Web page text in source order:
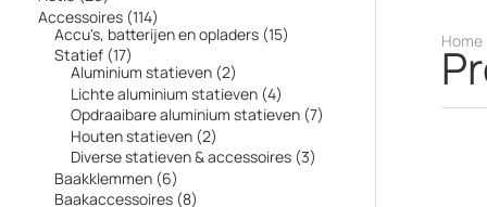
9
p
r
o
d
u
c
t
e
n
Accessoires 1141
1
4
p
r
o
d
u
c
e
Accu's, batterijen en opladers 151
5
d
c
Statief 171
7
p
r
o
d
u
c
t
Aluminium statieven 22
p
r
o
u
Lichte aluminium statieven 44
p
r
d
Opdraaibare aluminium statieven 77
p
Houten statieven 22
p
r
Diverse statieven & accessoires 33
p
Baakklemmen 66
p
Baakaccessoires 88
Home